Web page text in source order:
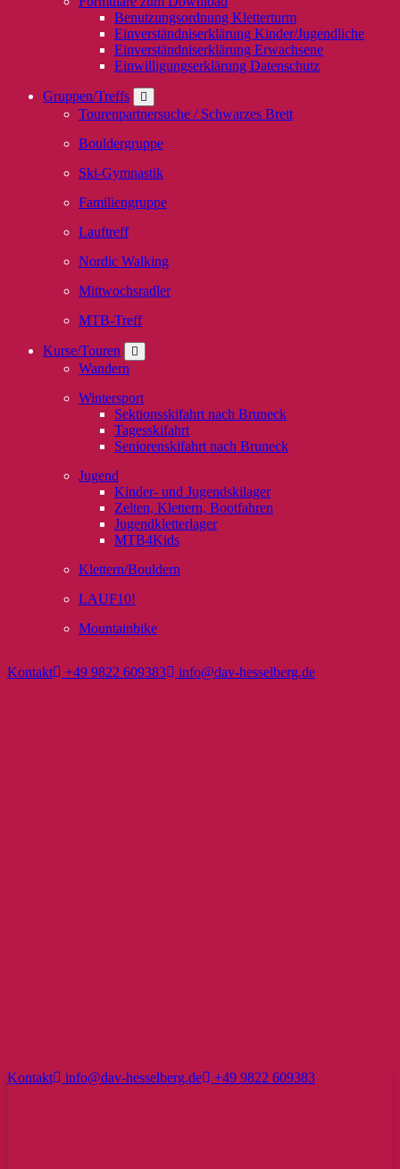
Benutzungsordnung Kletterturm
Einverständniserklärung Kinder/Jugendliche
Einverständniserklärung Erwachsene
Einwilligungserklärung Datenschutz
Gruppen/Treffs
Tourenpartnersuche / Schwarzes Brett
Bouldergruppe
Ski-Gymnastik
Familiengruppe
Lauftreff
Nordic Walking
Mittwochsradler
MTB-Treff
Kurse/Touren
Wandern
Wintersport
Sektionsskifahrt nach Bruneck
Tagesskifahrt
Seniorenskifahrt nach Bruneck
Jugend
Kinder- und Jugendskilager
Zelten, Klettern, Bootfahren
Jugendkletterlager
MTB4Kids
Klettern/Bouldern
LAUF10!
Mountainbike
Kontakt +49 9822 609383 info@dav-hesselberg.de
Kontakt info@dav-hesselberg.de +49 9822 609383